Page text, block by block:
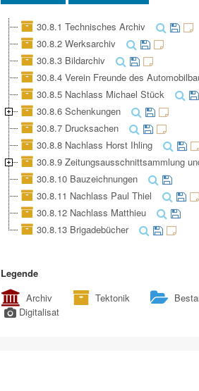
30.8.1 Technisches Archiv
30.8.2 Werksarchiv
30.8.3 Bildarchiv
30.8.4 Verein Freunde des
30.8.5 Nachlass Michael Stück
30.8.6 Schenkungen
30.8.7 Drucksachen
30.8.8 Nachlass Horst Ihling
30.8.9 Zeitungsausschnittsammlung
30.8.10 Bauzeichnungen
30.8.11 Nachlass Paul Thiel
30.8.12 Nachlass Matthieu
30.8.13 Brigadebücher
Legende
Archiv
Tektonik
Digitalisat